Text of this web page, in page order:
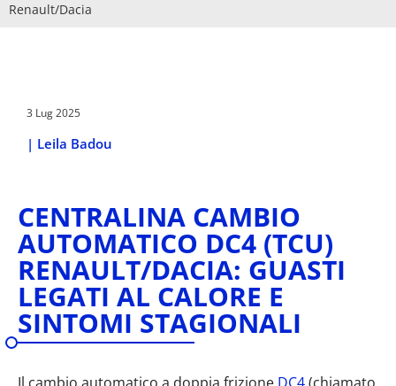
Renault/Dacia
3 Lug 2025
| Leila Badou
CENTRALINA CAMBIO
AUTOMATICO DC4 (TCU)
RENAULT/DACIA: GUASTI
LEGATI AL CALORE E
SINTOMI STAGIONALI